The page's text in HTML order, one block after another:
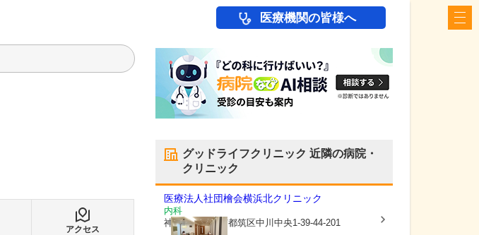
医療機関の皆様へ
アクセス
グッドライフクリニック 近隣の病院・
クリニック
医療法人社団檜会横浜北クリニック
内科
神奈川県横浜市都筑区中川中央1-39-44-201